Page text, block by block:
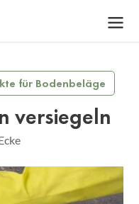
für Bodenbeläge
versiegeln